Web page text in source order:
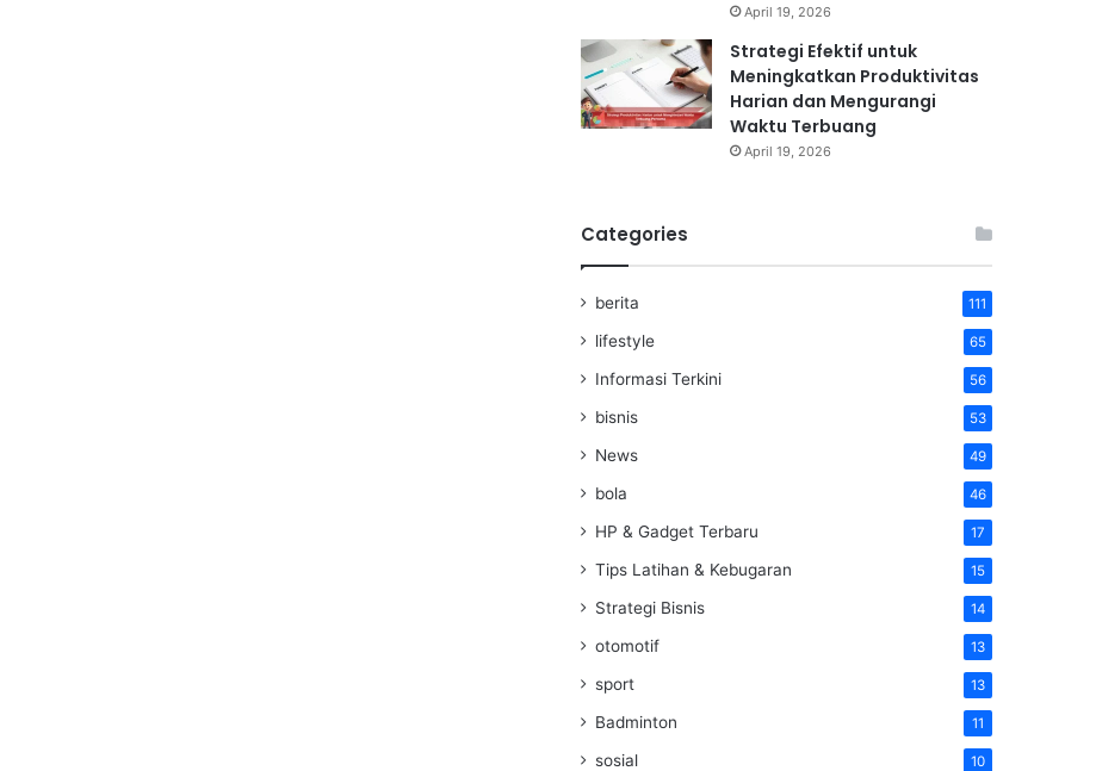
April 19, 2026
Strategi Efektif untuk
Meningkatkan Produktivitas
Harian dan Mengurangi
Waktu Terbuang
April 19, 2026
Categories
berita 111
lifestyle 65
Informasi Terkini 56
bisnis 53
News 49
bola 46
HP & Gadget Terbaru 17
Tips Latihan & Kebugaran 15
Strategi Bisnis 14
otomotif 13
sport 13
Badminton 11
sosial 10